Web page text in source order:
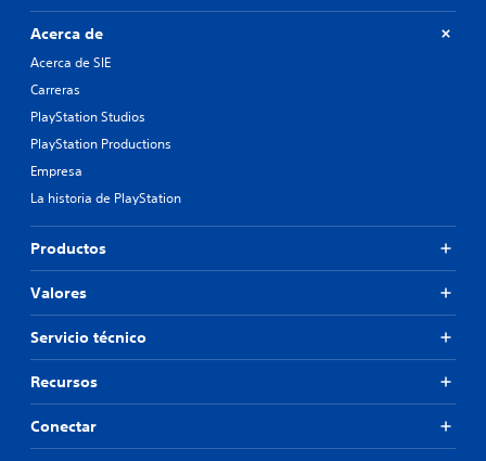
Acerca de
Acerca de SIE
Carreras
PlayStation Studios
PlayStation Productions
Empresa
La historia de PlayStation
Productos
Valores
Servicio técnico
Recursos
Conectar